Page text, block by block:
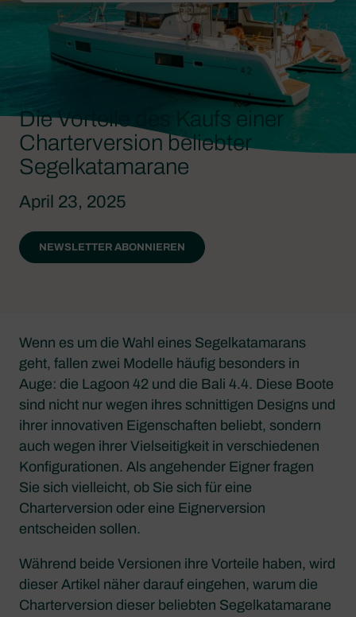
Die Vorteile des Kaufs einer
Charterversion beliebter
Segelkatamarane
April 23, 2025
NEWSLETTER ABONNIEREN
Wenn es um die Wahl eines Segelkatamarans
geht, fallen zwei Modelle häufig besonders in
Auge: die Lagoon 42 und die Bali 4.4. Diese Boote
sind nicht nur wegen ihres schnittigen Designs und
ihrer innovativen Eigenschaften beliebt, sondern
auch wegen ihrer Vielseitigkeit in verschiedenen
Konfigurationen. Als angehender Eigner fragen
Sie sich vielleicht, ob Sie sich für eine
Charterversion oder eine Eignerversion
entscheiden sollen.
Während beide Versionen ihre Vorteile haben, wird
dieser Artikel näher darauf eingehen, warum die
Charterversion dieser beliebten Segelkatamarane